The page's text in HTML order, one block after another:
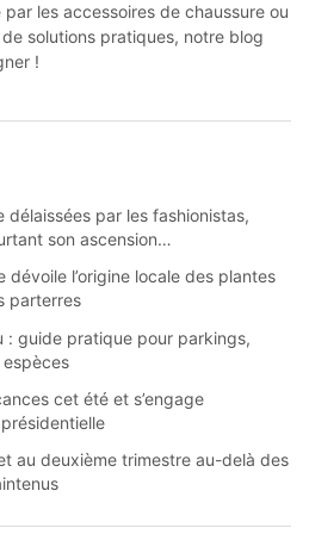
les accessoires de chaussure ou
solutions pratiques, notre blog
!
délaissées par les fashionistas,
son ascension…
l’origine locale des plantes
parterres
: guide pratique pour parkings,
cet été et s’engage
au deuxième trimestre au-delà des